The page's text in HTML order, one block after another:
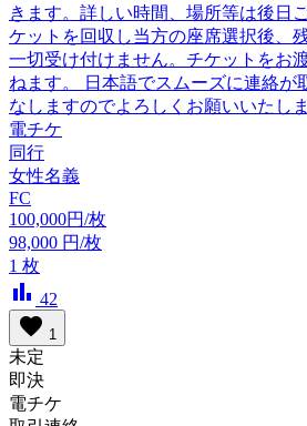
きます。詳しい時間、場所等は後日
ケットを回収し当方の座席選択後、
一切受け付けません。チケットをお
ねます。 日本語でスムーズに連絡
なしますのでよろしくお願いいたし
電チケ
同行
女性名義
FC
100,000円/枚
98,000 円/枚
1 枚
bar_chart 42
favorite 1
未定
即決
電チケ